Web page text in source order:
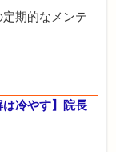
期的なメンテ
冷やす】院長